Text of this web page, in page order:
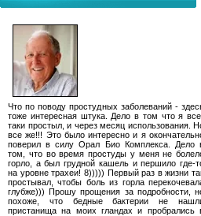
Что по поводу простудных заболеваний -
тоже интересная штука. Дело в том что я
таки простыл, и через месяц использования.
все же!!! Это было интересно и я
поверил в силу Орал Био Комплекса. Дело
том, что во время простуды у меня не
горло, а был грудной кашель и першило где-
на уровне трахеи! 8))))) Первый раз в жизни
простывал, чтобы боль из горла
глубже))) Прошу прощения за подробности,
похоже, что бедные бактерии не
пристанища на моих гландах и пробрались